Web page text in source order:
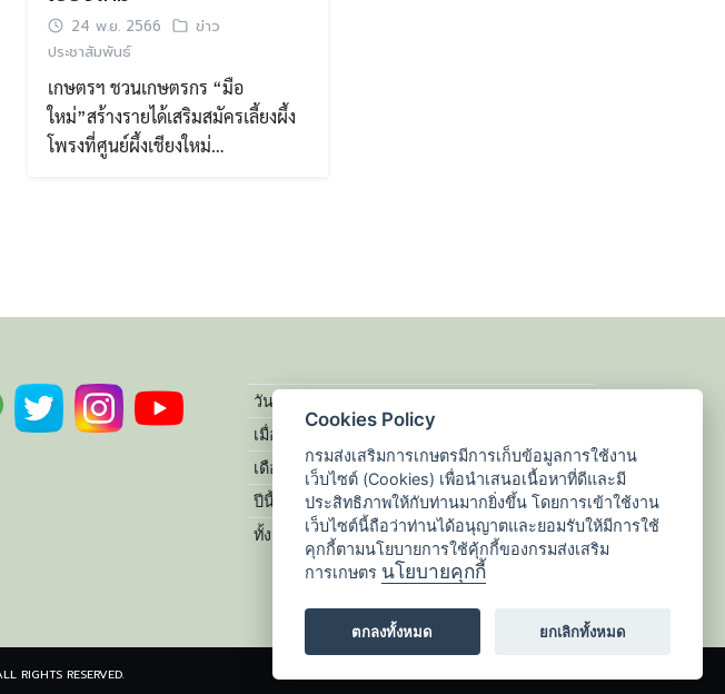
24 พ.ย. 2566
ข่าว
ประชาสัมพันธ์
เกษตรฯ ชวนเกษตรกร “มือ
ใหม่”สร้างรายได้เสริมสมัครเลี้ยงผึ้ง
โพรงที่ศูนย์ผึ้งเชียงใหม่…
RIGHTS RESERVED.
Cookies Policy
กรมส่งเสริมการเกษตรมีการเก็บข้อมูลการใช้งาน
เว็บไซต์ (Cookies) เพื่อนำเสนอเนื้อหาที่ดีและมี
ประสิทธิภาพให้กับท่านมากยิ่งขึ้น โดยการเข้าใช้งาน
เว็บไซต์นี้ถือว่าท่านได้อนุญาตและยอมรับให้มีการใช้
คุกกี้ตามนโยบายการใช้คุ้กกี้ของกรมส่งเสริม
การเกษตร นโยบายคุกกี้
ตกลงทั้งหมด ยกเลิกทั้งหมด